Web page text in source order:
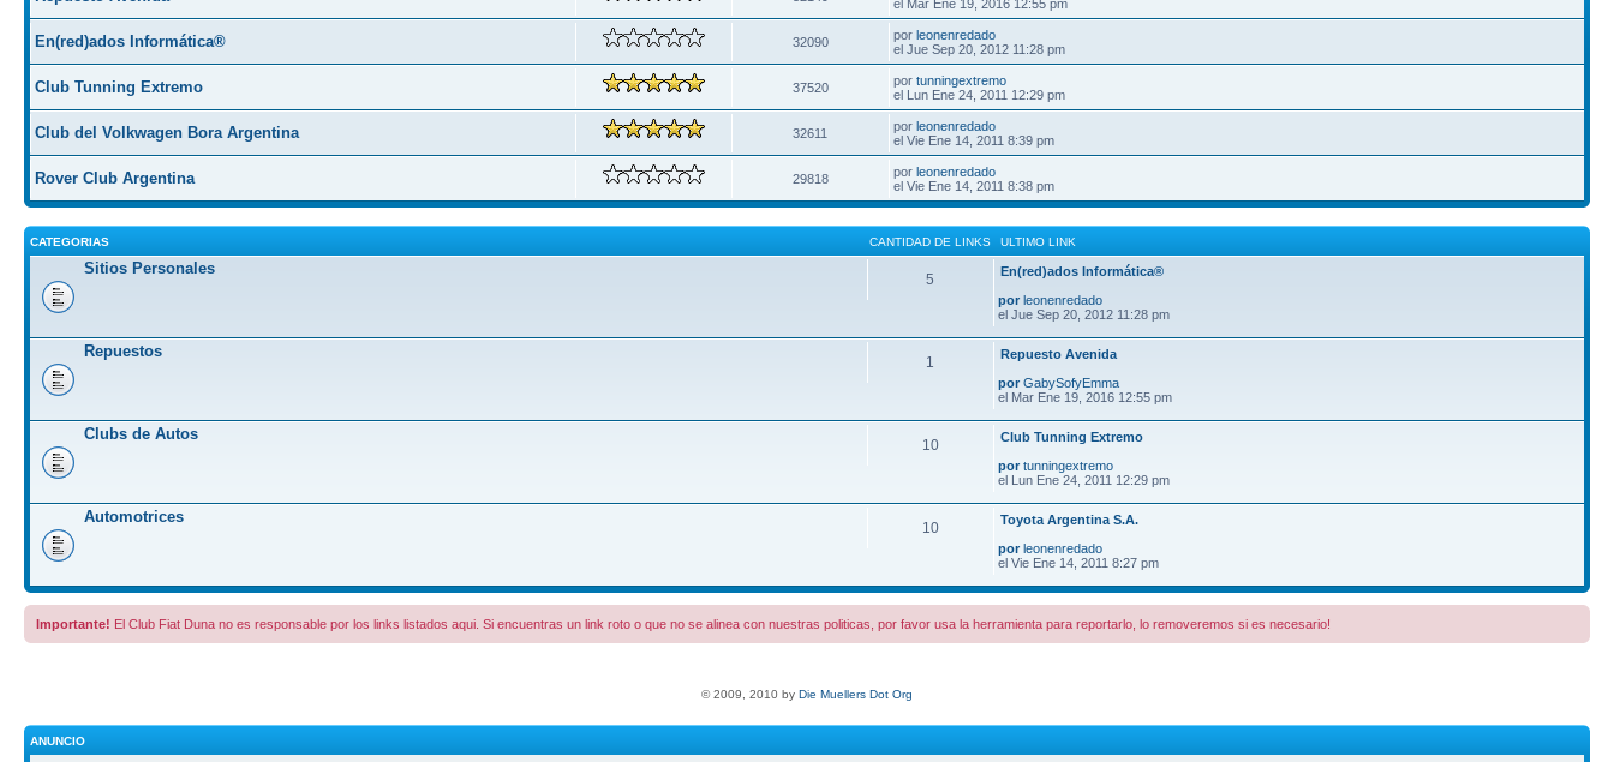
el Mar Ene 19, 2016 12:55 pm
En(red)ados Informática® 32090 por leonenredado
el Jue Sep 20, 2012 11:28 pm
Club Tunning Extremo 37520 por tunningextremo
el Lun Ene 24, 2011 12:29 pm
Club del Volkwagen Bora Argentina 32611 por leonenredado
el Vie Ene 14, 2011 8:39 pm
Rover Club Argentina 29818 por leonenredado
el Vie Ene 14, 2011 8:38 pm
CATEGORIAS CANTIDAD DE LINKS ULTIMO LINK
Sitios Personales
5
En(red)ados Informática®
por leonenredado
el Jue Sep 20, 2012 11:28 pm
Repuestos
1
Repuesto Avenida
por GabySofyEmma
el Mar Ene 19, 2016 12:55 pm
Clubs de Autos
10
Club Tunning Extremo
por tunningextremo
el Lun Ene 24, 2011 12:29 pm
Automotrices
10
Toyota Argentina S.A.
porleonenredado
el Vie Ene 14, 2011 8:27 pm
Importante! El Club Fiat Duna no es responsable por los links listados aqui. Si encuentras un link roto o que no se alinea con nuestras politicas, por favor usa la herramienta para reportarlo, lo removeremos si es necesario!
© 2009, 2010 by Die Muellers Dot Org
ANUNCIO